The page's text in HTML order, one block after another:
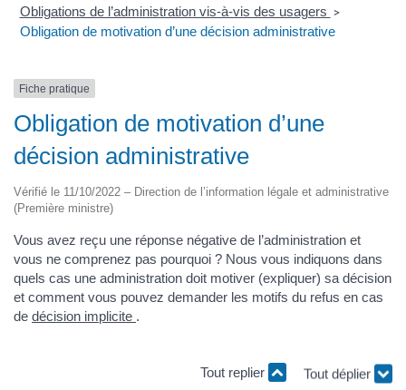
Obligations de l’administration vis-à-vis des usagers >
Obligation de motivation d’une décision administrative
Fiche pratique
Obligation de motivation d’une
décision administrative
Vérifié le 11/10/2022 – Direction de l’information légale et administrative
(Première ministre)
Vous avez reçu une réponse négative de l’administration et
vous ne comprenez pas pourquoi ? Nous vous indiquons dans
quels cas une administration doit motiver (expliquer) sa décision
et comment vous pouvez demander les motifs du refus en cas
de décision implicite .
Tout replier
Tout déplier